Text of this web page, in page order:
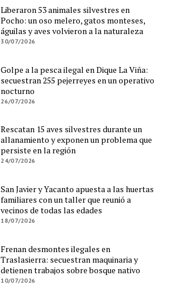
Liberaron 53 animales silvestres en
Pocho: un oso melero, gatos monteses,
águilas y aves volvieron a la naturaleza
30/07/2026
Golpe a la pesca ilegal en Dique La Viña:
secuestran 255 pejerreyes en un operativo
nocturno
26/07/2026
Rescatan 15 aves silvestres durante un
allanamiento y exponen un problema que
persiste en la región
24/07/2026
San Javier y Yacanto apuesta a las huertas
familiares con un taller que reunió a
vecinos de todas las edades
18/07/2026
Frenan desmontes ilegales en
Traslasierra: secuestran maquinaria y
detienen trabajos sobre bosque nativo
10/07/2026